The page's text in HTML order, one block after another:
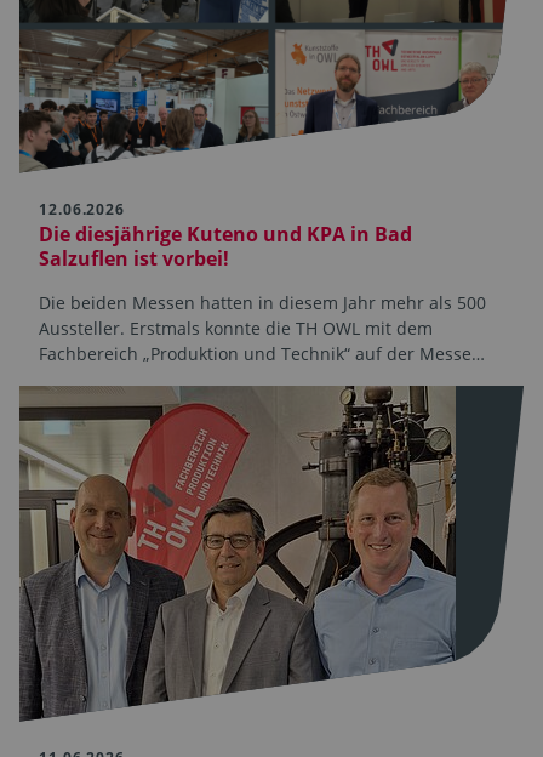
12.06.2026
Die diesjährige Kuteno und KPA in Bad
Salzuflen ist vorbei!
Die beiden Messen hatten in diesem Jahr mehr als 500
Aussteller. Erstmals konnte die TH OWL mit dem
Fachbereich „Produktion und Technik“ auf der Messe…